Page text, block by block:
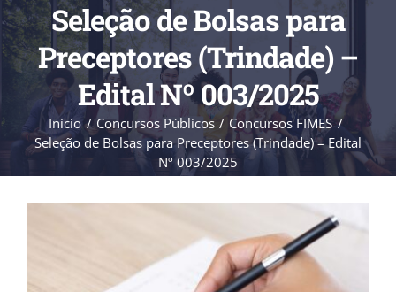
Seleção de Bolsas para
Preceptores (Trindade) –
Edital Nº 003/2025
Início Concursos Públicos
Concursos FIMES
Seleção de Bolsas para Preceptores (Trindade) – Edital
Nº 003/2025